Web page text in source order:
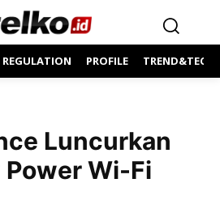
REGULATION PROFILE
Luncurkan
Wi-Fi